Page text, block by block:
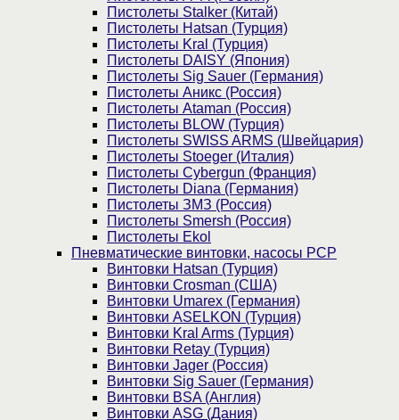
Пистолеты Stalker (Китай)
Пистолеты Hatsan (Турция)
Пистолеты Kral (Турция)
Пистолеты DAISY (Япония)
Пистолеты Sig Sauer (Германия)
Пистолеты Аникс (Россия)
Пистолеты Ataman (Россия)
Пистолеты BLOW (Турция)
Пистолеты SWISS ARMS (Швейцария)
Пистолеты Stoeger (Италия)
Пистолеты Cybergun (Франция)
Пистолеты Diana (Германия)
Пистолеты ЗМЗ (Россия)
Пистолеты Smersh (Россия)
Пистолеты Ekol
Пневматические винтовки, насосы PCP
Винтовки Hatsan (Турция)
Винтовки Crosman (США)
Винтовки Umarex (Германия)
Винтовки ASELKON (Турция)
Винтовки Kral Arms (Турция)
Винтовки Retay (Турция)
Винтовки Jager (Россия)
Винтовки Sig Sauer (Германия)
Винтовки BSA (Англия)
Винтовки ASG (Дания)